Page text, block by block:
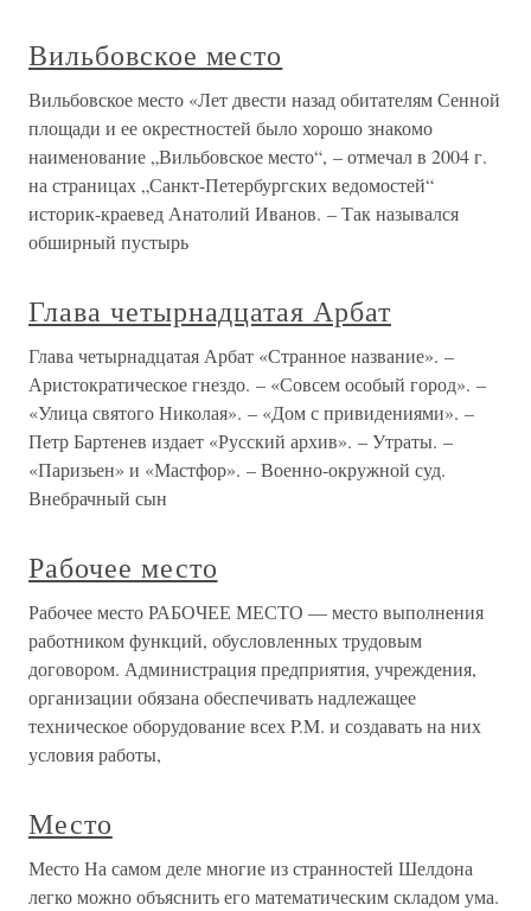
Вильбовское место
Вильбовское место «Лет двести назад обитателям Сенной
площади и ее окрестностей было хорошо знакомо
наименование „Вильбовское место“, – отмечал в 2004 г.
на страницах „Санкт-Петербургских ведомостей“
историк-краевед Анатолий Иванов. – Так назывался
обширный пустырь
Глава четырнадцатая Арбат
Глава четырнадцатая Арбат «Странное название». –
Аристократическое гнездо. – «Совсем особый город». –
«Улица святого Николая». – «Дом с привидениями». –
Петр Бартенев издает «Русский архив». – Утраты. –
«Паризьен» и «Мастфор». – Военно-окружной суд.
Внебрачный сын
Рабочее место
Рабочее место РАБОЧЕЕ МЕСТО — место выполнения
работником функций, обусловленных трудовым
договором. Администрация предприятия, учреждения,
организации обязана обеспечивать надлежащее
техническое оборудование всех P.M. и создавать на них
условия работы,
Место
Место На самом деле многие из странностей Шелдона
легко можно объяснить его математическим складом ума.